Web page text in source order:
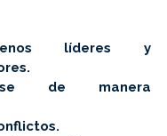
líderes y
de manera